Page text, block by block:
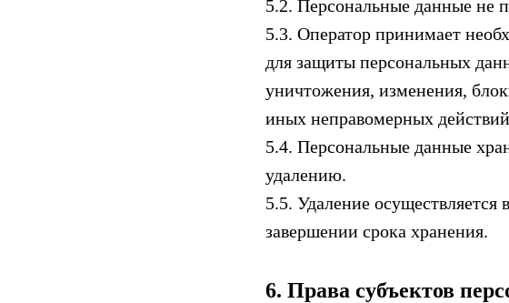
5.2. Персональные данные не
5.3. Оператор принимает
для защиты персональных
уничтожения, изменения,
иных неправомерных
5.4. Персональные данные
удалению.
5.5. Удаление осуществляется
завершении срока хранения.
6. Права субъектов